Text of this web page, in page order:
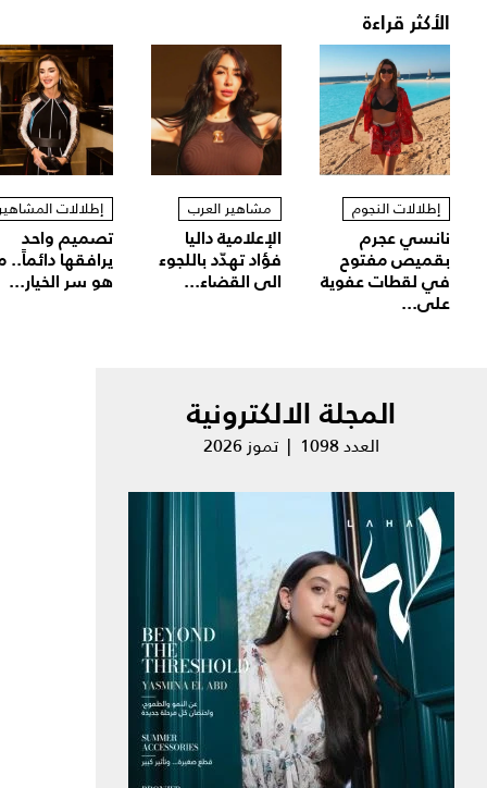
الأكثر قراءة
إطلالات النجوم
نانسي عجرم
بقميص مفتوح
في لقطات عفوية
على...
مشاهير العرب
الإعلامية داليا
فؤاد تهدّد باللجوء
الى القضاء...
إطلالات
تصميم واحد
يرافقها دائماً..
هو سر الخيار...
المجلة الالكترونية
العدد 1098 | تموز 2026